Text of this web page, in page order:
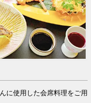
に使用した会席料理をご用